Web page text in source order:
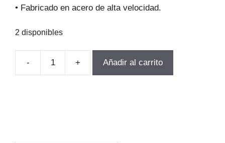
• Fabricado en acero de alta velocidad.
2 disponibles
-
FRESA
+ Añadir al carrito